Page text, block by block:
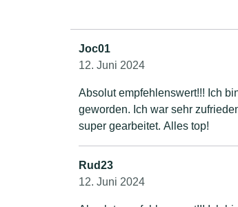
Joc01
12. Juni 2024
Absolut empfehlenswert!!! Ich bin durch die sehr gute Homepage auf dieses Unternehmen aufmerksam
geworden. Ich war sehr zufrieden, die Mitarbeiter waren sehr sachkundig, freundlich, pünktlich und haben
super gearbeitet. Alles top!
Rud23
12. Juni 2024